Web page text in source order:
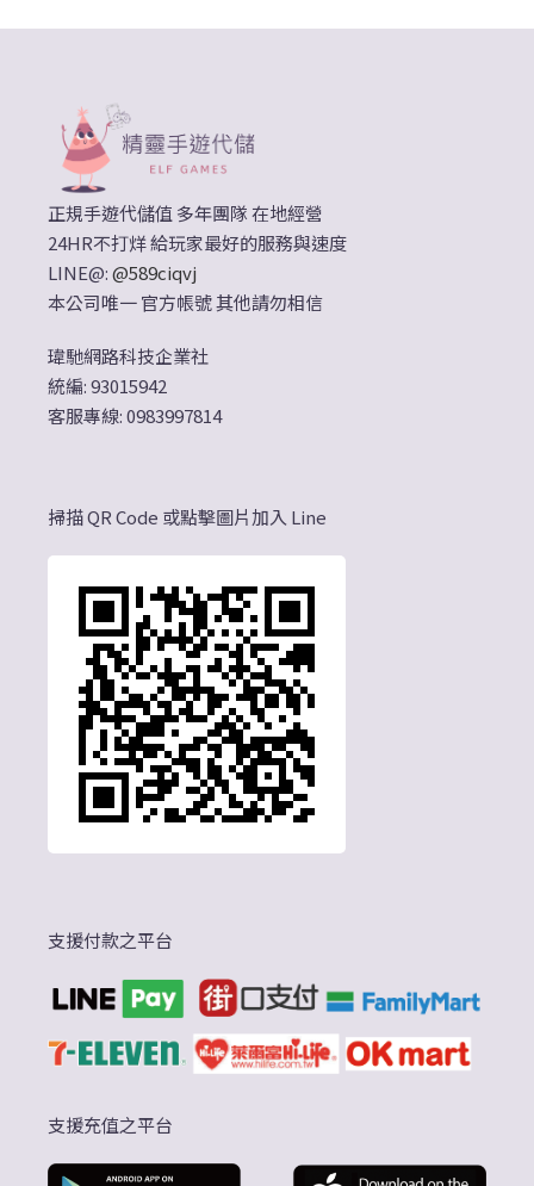
正規手遊代儲值 多年團隊 在地經營
24HR不打烊 給玩家最好的服務與速度
LINE@:@589ciqvj
本公司唯一 官方帳號 其他請勿相信
瑋馳網路科技企業社
統編: 93015942
客服專線: 0983997814
掃描 QR Code 或點擊圖片加入 Line
支援付款之平台
支援充值之平台